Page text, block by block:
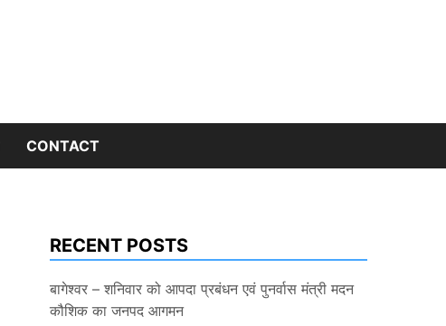
CONTACT
RECENT POSTS
बागेश्वर – शनिवार को आपदा प्रबंधन एवं पुनर्वास मंत्री मदन
कौशिक का जनपद आगमन